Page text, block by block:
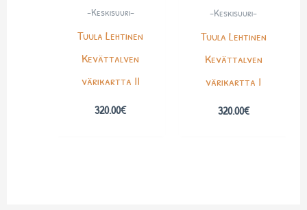
-Keskisuuri-
Tuula Lehtinen
Kevättalven
värikartta II
320.00€
-Keskisuuri-
Tuula Lehtinen
Kevättalven
värikartta I
320.00€